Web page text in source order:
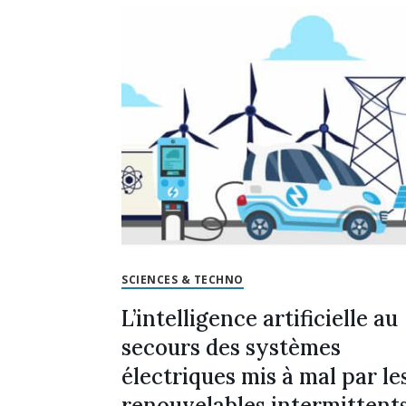
SCIENCES & TECHNO
L’intelligence artificielle au
secours des systèmes
électriques mis à mal par